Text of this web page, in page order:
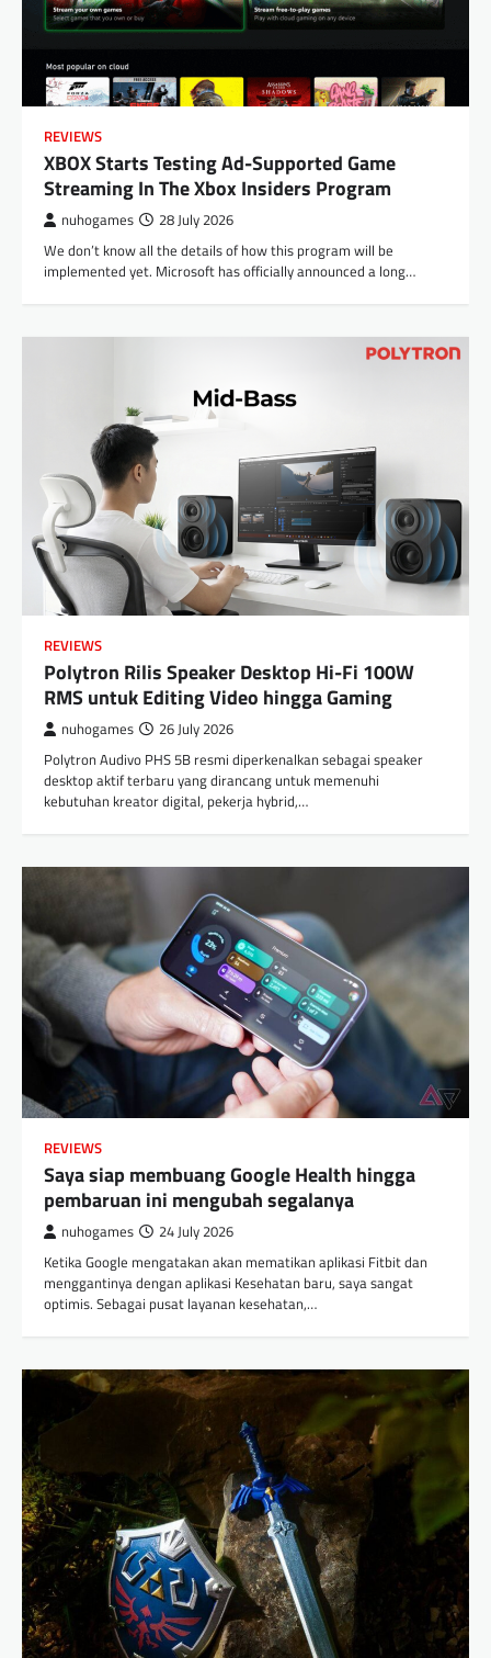
REVIEWS
XBOX Starts Testing Ad-Supported Game
Streaming In The Xbox Insiders Program
nuhogames 28 July 2026
We don’t know all the details of how this program will be
implemented yet. Microsoft has officially announced a long…
REVIEWS
Polytron Rilis Speaker Desktop Hi-Fi 100W
RMS untuk Editing Video hingga Gaming
nuhogames 26 July 2026
Polytron Audivo PHS 5B resmi diperkenalkan sebagai speaker
desktop aktif terbaru yang dirancang untuk memenuhi
kebutuhan kreator digital, pekerja hybrid,…
REVIEWS
Saya siap membuang Google Health hingga
pembaruan ini mengubah segalanya
nuhogames 24 July 2026
Ketika Google mengatakan akan mematikan aplikasi Fitbit dan
menggantinya dengan aplikasi Kesehatan baru, saya sangat
optimis. Sebagai pusat layanan kesehatan,…